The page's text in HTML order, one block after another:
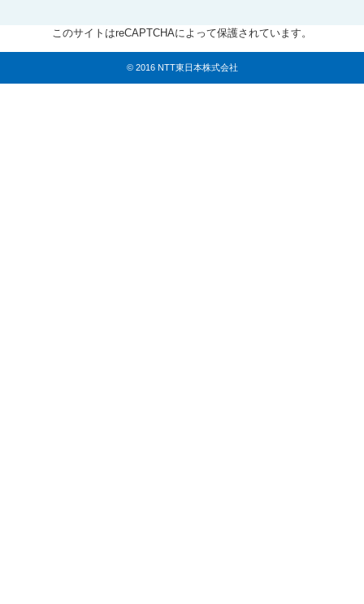
このサイトはreCAPTCHAによって保護されています。
© 2016 NTT東日本株式会社